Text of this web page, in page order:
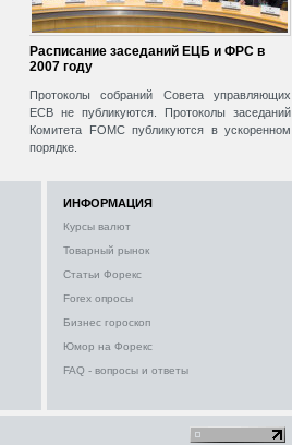
Расписание заседаний ЕЦБ и ФРС в
2007 году
Протоколы собраний Совета управляющих
ECB не публикуются. Протоколы заседаний
Комитета FOMC публикуются в ускоренном
порядке.
ИНФОРМАЦИЯ
Курсы валют
Товарный рынок
Статьи Форекс
Forex опросы
Бизнес гороскоп
Юмор на Форекс
FAQ - вопросы и ответы